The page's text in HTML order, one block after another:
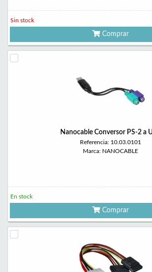
Sin stock
Comprar
Nanocable Conversor PS-2 a
Referencia: 10.03.0101
Marca: NANOCABLE
En stock
Comprar